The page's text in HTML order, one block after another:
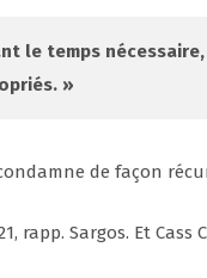
le temps
»
de façon
rapp. Sargos. Et Cass